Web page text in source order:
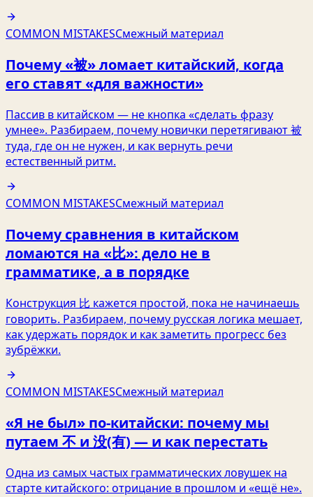
COMMON MISTAKESСмежный материал
Почему «被» ломает китайский, когда
его ставят «для важности»
Пассив в китайском — не кнопка «сделать фразу
умнее». Разбираем, почему новички перетягивают 被
туда, где он не нужен, и как вернуть речи
естественный ритм.
COMMON MISTAKESСмежный материал
Почему сравнения в китайском
ломаются на «比»: дело не в
грамматике, а в порядке
Конструкция 比 кажется простой, пока не начинаешь
говорить. Разбираем, почему русская логика мешает,
как удержать порядок и как заметить прогресс без
зубрёжки.
COMMON MISTAKESСмежный материал
«Я не был» по-китайски: почему мы
путаем 不 и 没(有) — и как перестать
Одна из самых частых грамматических ловушек на
старте китайского: отрицание в прошлом и «ещё не».